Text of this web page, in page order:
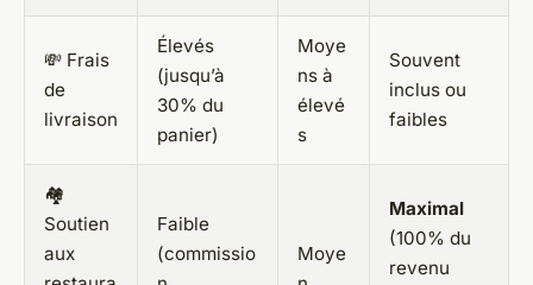
💸 Frais
de
livraison
Élevés
(jusqu’à
30% du
panier)
Moye
ns à
élevé
s
Souvent
inclus ou
faibles
🏘️
Soutien
aux
Faible
(commissio
Moye
Maximal
(100% du
revenu